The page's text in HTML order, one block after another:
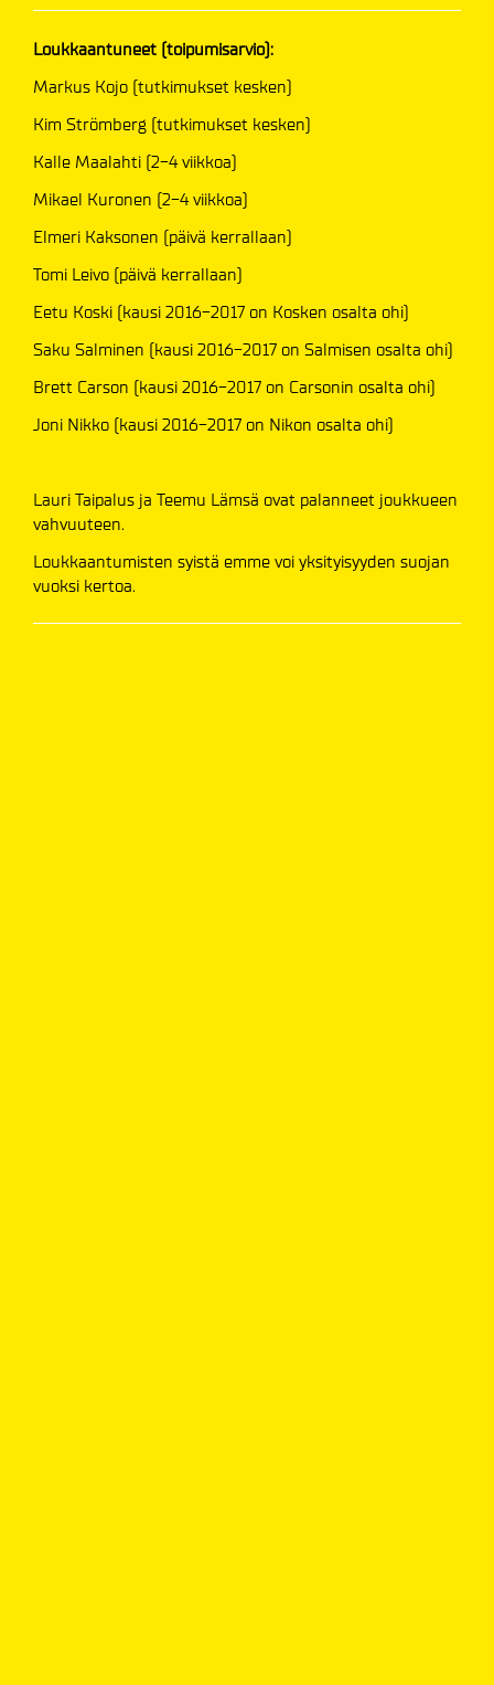
Loukkaantuneet (toipumisarvio):
Markus Kojo (tutkimukset kesken)
Kim Strömberg (tutkimukset kesken)
Kalle Maalahti (2-4 viikkoa)
Mikael Kuronen (2-4 viikkoa)
Elmeri Kaksonen (päivä kerrallaan)
Tomi Leivo (päivä kerrallaan)
Eetu Koski (kausi 2016-2017 on Kosken osalta ohi)
Saku Salminen (kausi 2016-2017 on Salmisen osalta ohi)
Brett Carson (kausi 2016-2017 on Carsonin osalta ohi)
Joni Nikko (kausi 2016-2017 on Nikon osalta ohi)
Lauri Taipalus ja Teemu Lämsä ovat palanneet joukkueen
vahvuuteen.
Loukkaantumisten syistä emme voi yksityisyyden suojan
vuoksi kertoa.